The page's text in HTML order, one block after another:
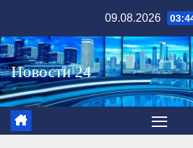
содержимому
09.08.2026